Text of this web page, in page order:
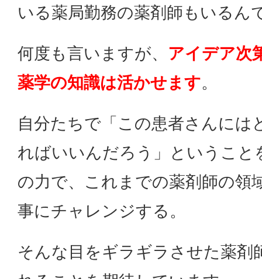
いる薬局勤務の薬剤師もいるん
何度も言いますが、 アイデア次
薬学の知識は活かせます。
自分たちで「この患者さんには
ればいいんだろう」ということ
の力で、これまでの薬剤師の領
事にチャレンジする。
そんな目をギラギラさせた薬剤